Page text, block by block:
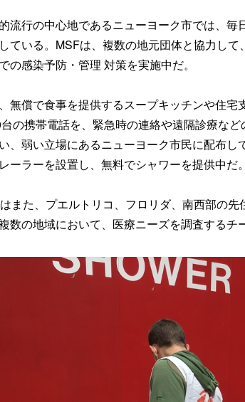
流行の中心地であるニューヨーク市では、
ている。MSFは、複数の地元団体と協力し
の感染予防・管理 対策を実施中だ。
無償で食事を提供するスープキッチンや住宅
の携帯電話を、緊急時の連絡や遠隔診療な
、弱い立場にあるニューヨーク市民に配布
ーラーを設置し、無料でシャワーを提供中だ。
また、プエルトリコ、フロリダ、南西部の
数の地域において、医療ニーズを調査するチ